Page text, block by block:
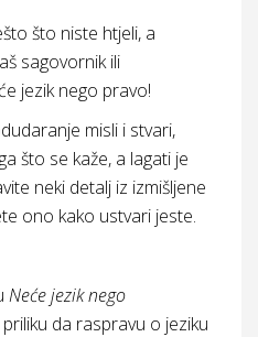
što niste htjeli, a
sagovornik ili
jezik nego pravo!
misli i stvari,
što se kaže, a lagati je
neki detalj iz izmišljene
ono kako ustvari jeste.
Neće jezik nego
da raspravu o jeziku